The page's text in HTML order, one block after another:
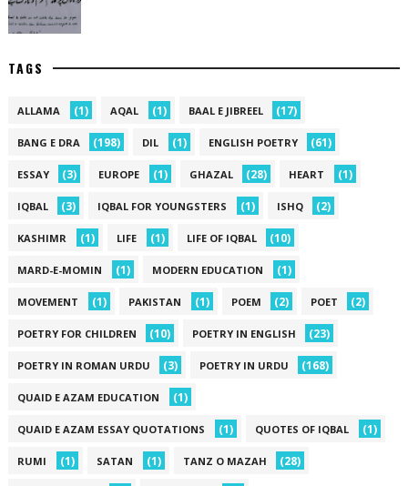
TAGS
ALLAMA (1) AQAL (1) BAAL E JIBREEL (17)
BANG E DRA (198) DIL (1) ENGLISH POETRY (61)
ESSAY (3) EUROPE (1) GHAZAL (28) HEART (1)
IQBAL (3) IQBAL FOR YOUNGSTERS (1) ISHQ (2)
KASHIMR (1) LIFE (1) LIFE OF IQBAL (10)
MARD-E-MOMIN (1) MODERN EDUCATION (1)
MOVEMENT (1) PAKISTAN (1) POEM (2) POET (2)
POETRY FOR CHILDREN (10) POETRY IN ENGLISH (23)
POETRY IN ROMAN URDU (3) POETRY IN URDU (168)
QUAID E AZAM EDUCATION (1)
QUAID E AZAM ESSAY QUOTATIONS (1) QUOTES OF IQBAL (1)
RUMI (1) SATAN (1) TANZ O MAZAH (28)